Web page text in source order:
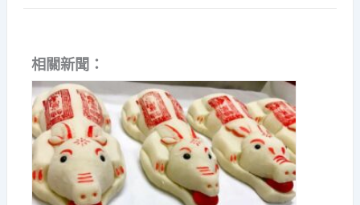
相關新聞：